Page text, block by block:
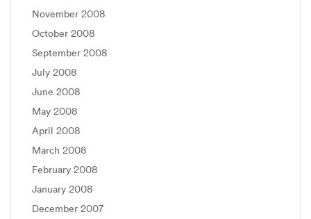
November 2008
October 2008
September 2008
July 2008
June 2008
May 2008
April 2008
March 2008
February 2008
January 2008
December 2007